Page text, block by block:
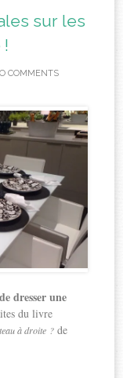
sur les
COMMENTS
dresser une
du livre
à droite ? de